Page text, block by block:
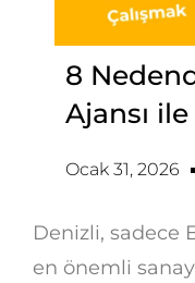
8
Ajansı
Ocak 31, 2026
Denizli, sadece
en önemli